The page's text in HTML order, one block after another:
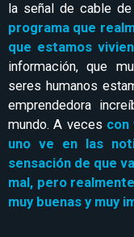
la señal de cable
programa que
que estamos
información, que
seres humanos
emprendedora
mundo. A veces con
uno ve en las
sensación de que
mal, pero
muy buenas y muy